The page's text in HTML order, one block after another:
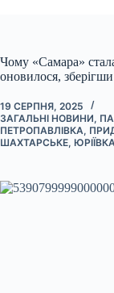
Чому «Самара»
оновилося,
19 СЕРПНЯ, 2025
ЗАГАЛЬНІ НОВИНИ,
ПЕТРОПАВЛІВКА,
ШАХТАРСЬКЕ, ЮРІЇВКА